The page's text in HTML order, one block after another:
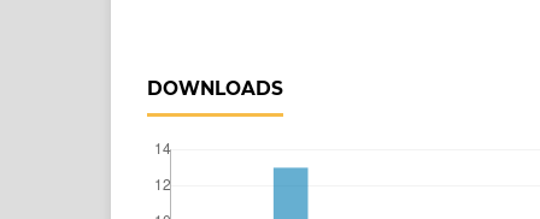
DOWNLOADS